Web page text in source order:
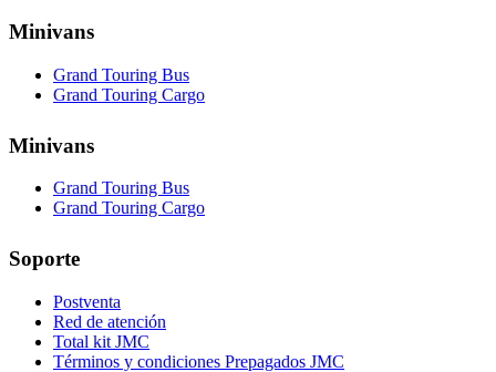
Minivans
Grand Touring Bus
Grand Touring Cargo
Minivans
Grand Touring Bus
Grand Touring Cargo
Soporte
Postventa
Red de atención
Total kit JMC
Términos y condiciones Prepagados JMC